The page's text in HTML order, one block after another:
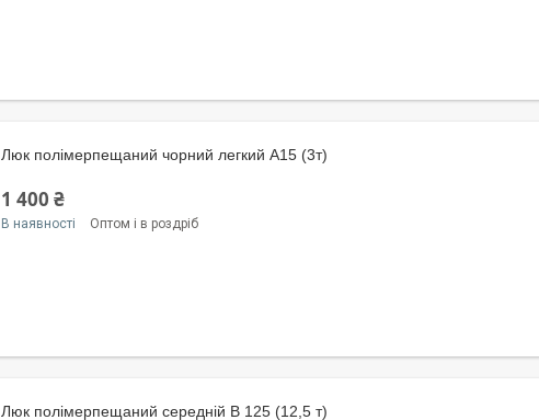
Люк полімерпещаний чорний легкий А15 (3т)
1 400 ₴
В наявності Оптом і в роздріб
Люк полімерпещаний середній В 125 (12,5 т)